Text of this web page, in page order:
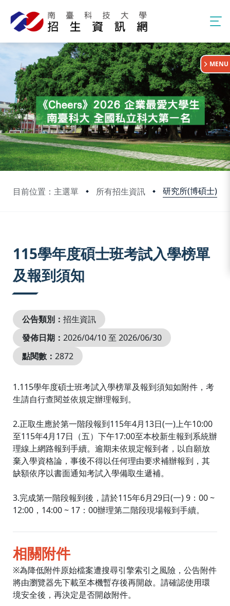
目前位置：主選單 所有招生資訊 研究所(博碩士)
:::
MENU
115學年度碩士班考試入學榜單
及報到須知
公告類別： 招生資訊
發佈日期： 2026/04/10 至 2026/06/30
點閱數： 2872
1.115學年度碩士班考試入學榜單及報到須知如附件，考
生請自行查閱並依規定辦理報到。
2.正取生應於第一階段報到115年4月13日(一)上午10:00
至115年4月17日（五）下午17:00至本校新生報到系統辦
理線上網路報到手續。逾期未依規定報到者，以自願放
棄入學資格論，事後不得以任何理由要求補辦報到，其
缺額依序以書面通知考試入學備取生遞補。
3.完成第一階段報到後，請於115年6月29日(一) 9：00 ~
12:00，14:00 ~ 17：00辦理第二階段現場報到手續。
相關附件
※為降低附件原始檔案遭搜尋引擎索引之風險，公告附件
將由瀏覽器先下載至本機暫存後再開啟。請確認使用環
境安全後，再決定是否開啟附件。